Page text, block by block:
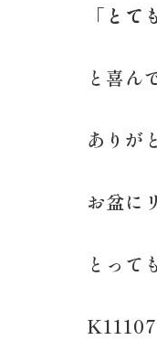
「とて
と喜ん
ありが
お盆に
とって
K11107